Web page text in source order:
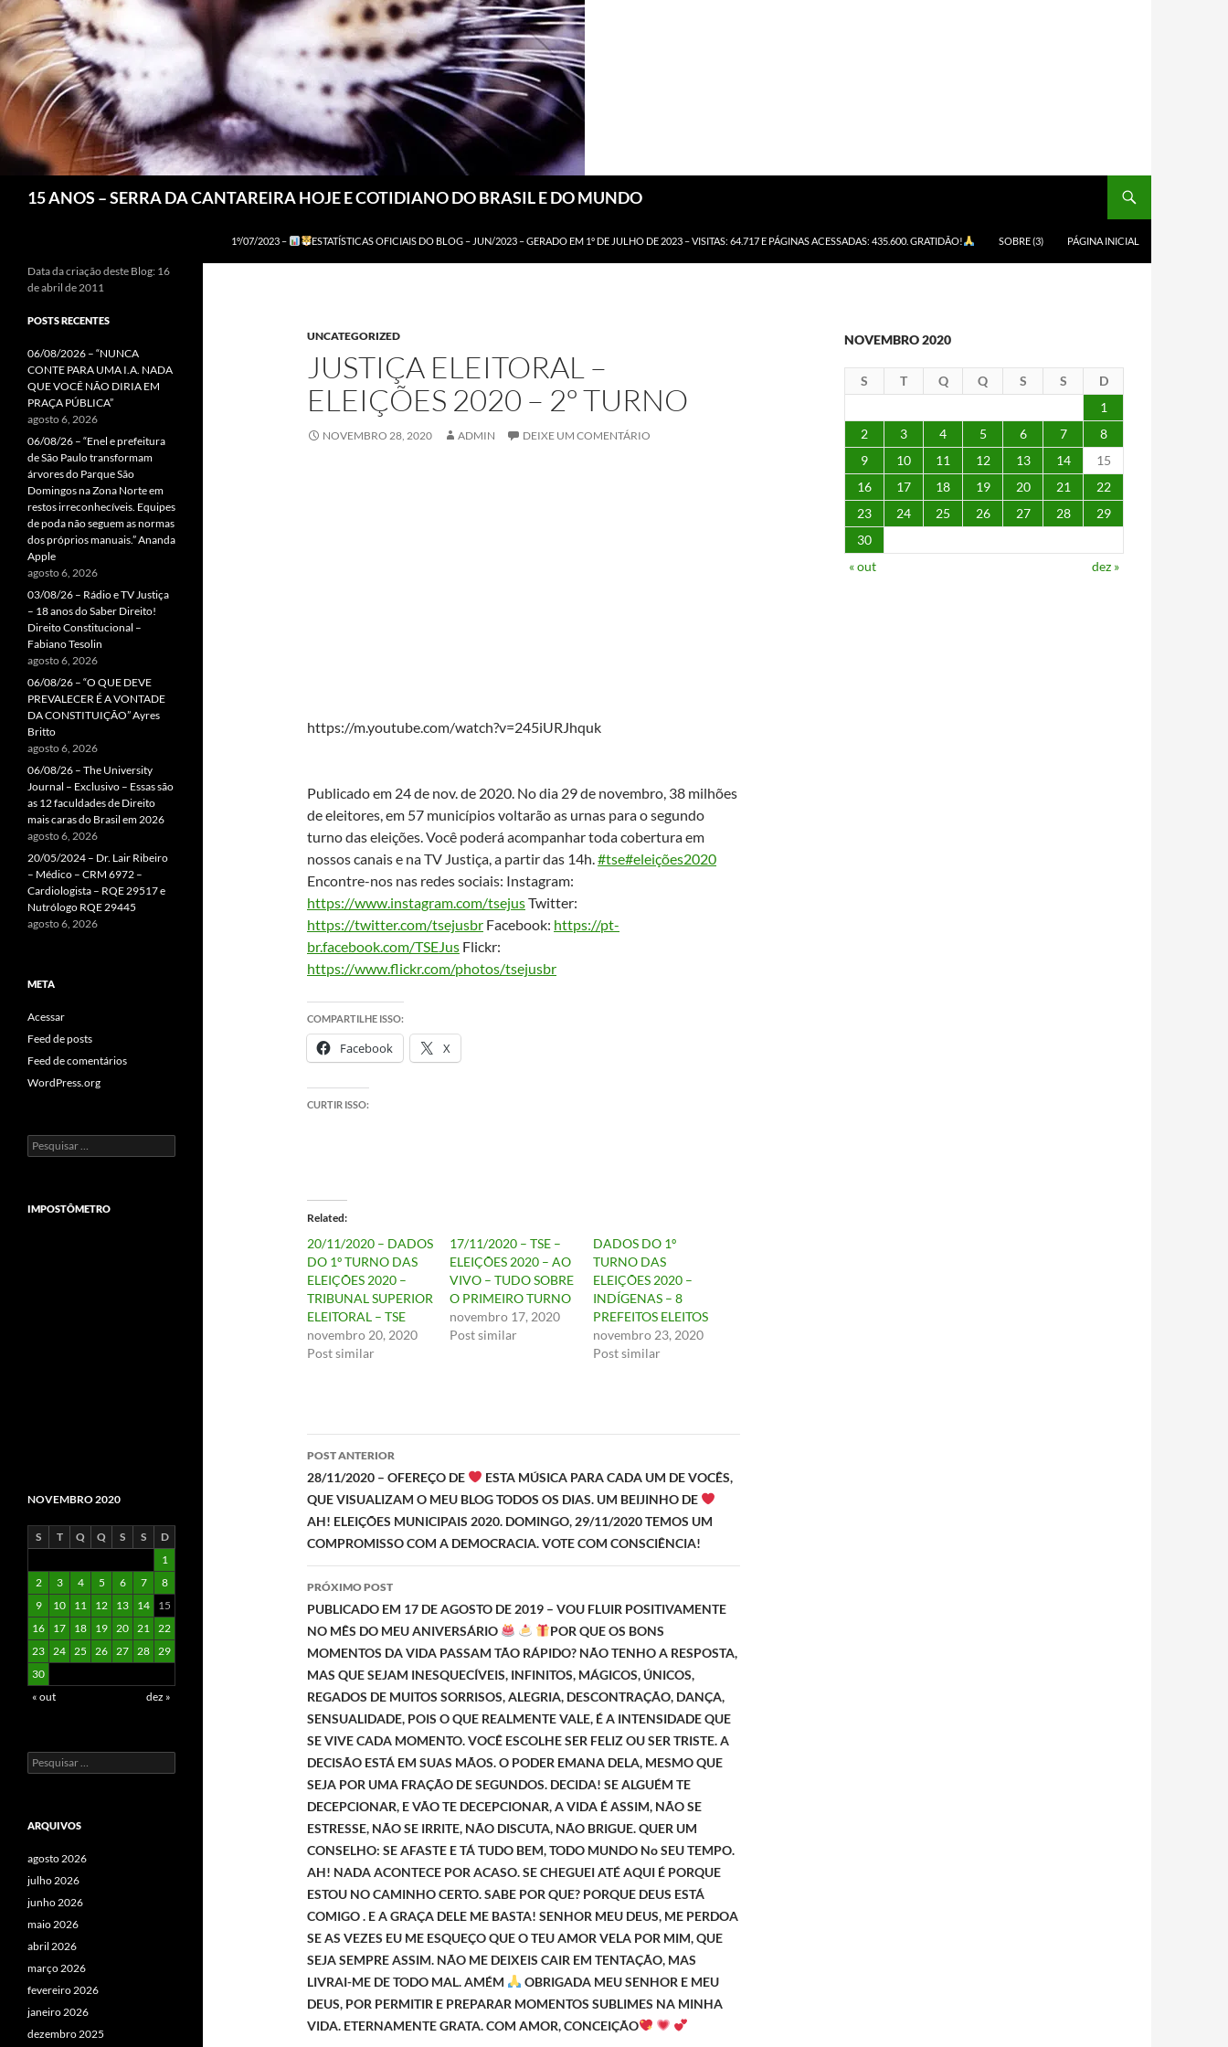
15 ANOS – SERRA DA CANTAREIRA HOJE E COTIDIANO DO BRASIL E DO MUNDO
1º/07/2023 – ESTATÍSTICAS OFICIAIS DO BLOG – JUN/2023 – GERADO EM 1º DE JULHO DE 2023 – VISITAS: 64.717 E PÁGINAS ACESSADAS: 435.600. GRATIDÃO! SOBRE (3) PÁGINA INICIAL
UNCATEGORIZED
JUSTIÇA ELEITORAL –
ELEIÇÕES 2020 – 2º TURNO
NOVEMBRO 28, 2020 ADMIN DEIXE UM COMENTÁRIO
https://m.youtube.com/watch?v=245iURJhquk
Publicado em 24 de nov. de 2020. No dia 29 de novembro, 38 milhões
de eleitores, em 57 municípios voltarão as urnas para o segundo
turno das eleições. Você poderá acompanhar toda cobertura em
nossos canais e na TV Justiça, a partir das 14h. #tse#eleições2020
Encontre-nos nas redes sociais: Instagram:
https://www.instagram.com/tsejusTwitter:
https://twitter.com/tsejusbr Facebook: https://pt-
br.facebook.com/TSEJus Flickr:
https://www.flickr.com/photos/tsejusbr
COMPARTILHE ISSO:
Facebook X
CURTIR ISSO:
Related
20/11/2020 – DADOS
DO 1º TURNO DAS
ELEIÇÕES 2020 –
TRIBUNAL SUPERIOR
ELEITORAL – TSE
novembro 20, 2020
Post similar
17/11/2020 – TSE –
ELEIÇÕES 2020 – AO
VIVO – TUDO SOBRE
O PRIMEIRO TURNO
novembro 17, 2020
Post similar
DADOS DO 1º
TURNO DAS
ELEIÇÕES 2020 –
INDÍGENAS – 8
PREFEITOS ELEITOS
novembro 23, 2020
Post similar
Navegação
de
posts
POST ANTERIOR
28/11/2020 – OFEREÇO DE
ESTA MÚSICA PARA CADA UM DE VOCÊS,
QUE VISUALIZAM O MEU BLOG TODOS OS DIAS. UM BEIJINHO DE
AH! ELEIÇÕES MUNICIPAIS 2020. DOMINGO, 29/11/2020 TEMOS UM
COMPROMISSO COM A DEMOCRACIA. VOTE COM CONSCIÊNCIA!
PRÓXIMO POST
PUBLICADO EM 17 DE AGOSTO DE 2019 – VOU FLUIR POSITIVAMENTE
NO MÊS DO MEU ANIVERSÁRIO
POR QUE OS BONS
MOMENTOS DA VIDA PASSAM TÃO RÁPIDO? NÃO TENHO A RESPOSTA,
MAS QUE SEJAM INESQUECÍVEIS, INFINITOS, MÁGICOS, ÚNICOS,
REGADOS DE MUITOS SORRISOS, ALEGRIA, DESCONTRAÇÃO, DANÇA,
SENSUALIDADE, POIS O QUE REALMENTE VALE, É A INTENSIDADE QUE
SE VIVE CADA MOMENTO. VOCÊ ESCOLHE SER FELIZ OU SER TRISTE. A
DECISÃO ESTÁ EM SUAS MÃOS. O PODER EMANA DELA, MESMO QUE
SEJA POR UMA FRAÇÃO DE SEGUNDOS. DECIDA! SE ALGUÉM TE
DECEPCIONAR, E VÃO TE DECEPCIONAR, A VIDA É ASSIM, NÃO SE
ESTRESSE, NÃO SE IRRITE, NÃO DISCUTA, NÃO BRIGUE. QUER UM
CONSELHO: SE AFASTE E TÁ TUDO BEM, TODO MUNDO No SEU TEMPO.
AH! NADA ACONTECE POR ACASO. SE CHEGUEI ATÉ AQUI É PORQUE
ESTOU NO CAMINHO CERTO. SABE POR QUE? PORQUE DEUS ESTÁ
COMIGO . E A GRAÇA DELE ME BASTA! SENHOR MEU DEUS, ME PERDOA
SE AS VEZES EU ME ESQUEÇO QUE O TEU AMOR VELA POR MIM, QUE
SEJA SEMPRE ASSIM. NÃO ME DEIXEIS CAIR EM TENTAÇÃO, MAS
LIVRAI-ME DE TODO MAL. AMÉM
OBRIGADA MEU SENHOR E MEU
DEUS, POR PERMITIR E PREPARAR MOMENTOS SUBLIMES NA MINHA
VIDA. ETERNAMENTE GRATA. COM AMOR, CONCEIÇÃO
NOVEMBRO 2020
S T Q Q S S
D
1
2
3 4 5 6 7
8
9
10 11 12 13 14
15
16
17 18 19 20 21
22
23
24 25 26 27 28
29
30
« out
dez »
Data da criação deste Blog: 16
de abril de 2011
POSTS RECENTES
06/08/2026 – “NUNCA
CONTE PARA UMA I.A. NADA
QUE VOCÊ NÃO DIRIA EM
PRAÇA PÚBLICA”
agosto 6, 2026
06/08/26 – “Enel e prefeitura
de São Paulo transformam
árvores do Parque São
Domingos na Zona Norte em
restos irreconhecíveis. Equipes
de poda não seguem as normas
dos próprios manuais.” Ananda
Apple
agosto 6, 2026
03/08/26 – Rádio e TV Justiça
– 18 anos do Saber Direito!
Direito Constitucional –
Fabiano Tesolin
agosto 6, 2026
06/08/26 – “O QUE DEVE
PREVALECER É A VONTADE
DA CONSTITUIÇÃO” Ayres
Britto
agosto 6, 2026
06/08/26 – The University
Journal – Exclusivo – Essas são
as 12 faculdades de Direito
mais caras do Brasil em 2026
agosto 6, 2026
20/05/2024 – Dr. Lair Ribeiro
– Médico – CRM 6972 –
Cardiologista – RQE 29517 e
Nutrólogo RQE 29445
agosto 6, 2026
META
Acessar
Feed de posts
Feed de comentários
WordPress.org
Pesquisar
por:
IMPOSTÔMETRO
NOVEMBRO 2020
S T Q Q S S
D
1
2
3 4 5 6 7
8
9
10 11 12 13 14
15
16
17 18 19 20 21 22
23 24 25 26 27 28 29
30
« out
dez »
Pesquisar
por:
ARQUIVOS
agosto 2026
julho 2026
junho 2026
maio 2026
abril 2026
março 2026
fevereiro 2026
janeiro 2026
dezembro 2025